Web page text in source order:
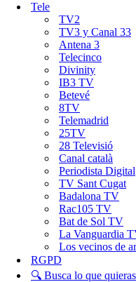
Tele
TV2
TV3 y Canal 33
Antena 3
Telecinco
Divinity
IB3 TV
Betevé
8TV
Telemadrid
25TV
28 Televisió
Canal català
Periodista Digital
TV Sant Cugat
Badalona TV
Rac105 TV
Bat de Sol TV
La Vanguardia
Los vecinos de
RGPD
🔍 Busca lo que quieras